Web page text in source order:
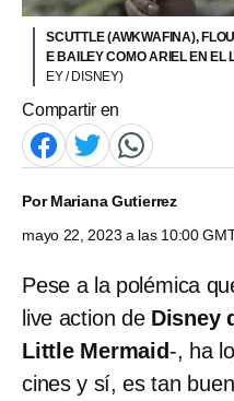
SCUTTLE (AWKWAFINA),
E BAILEY COMO ARIEL EN
EY / DISNEY)
Compartir en
PorMariana Gutierrez
mayo 22, 2023 a las 10:00
Pese a la polémica
live action deDisney
Little Mermaid-, ha
cines y sí, es tan